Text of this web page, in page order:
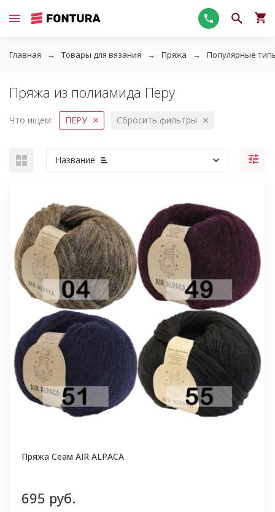
Главная Товары для вязания Пряжа Популярные
Пряжа из полиамида Перу
Что ищем: ПЕРУ Сбросить фильтры
Название
Пряжа Сеам AIR ALPACA
695 руб.